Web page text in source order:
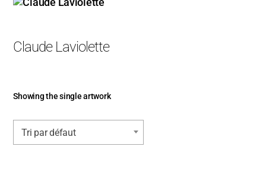
Claude Laviolette
Showing the single artwork
Tri par défaut